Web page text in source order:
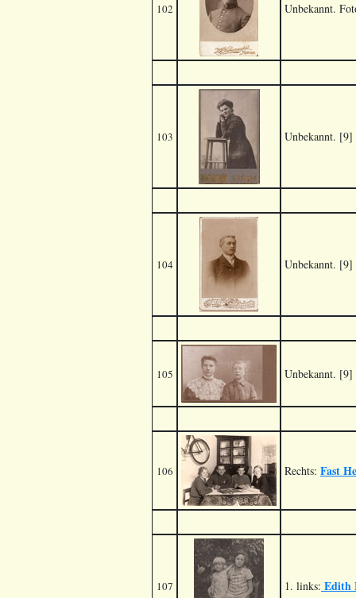
102 Unbekannt.
103 Unbekannt. [9]
104 Unbekannt. [9]
105 Unbekannt. [9]
106 Rechts: Fast
107 1. links: Edith